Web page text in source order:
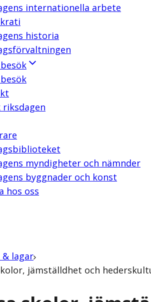
internationella arbete
historia
riksdagen
myndigheter och nämnder
byggnader och konst
hos oss
lagar
jämställdhet och